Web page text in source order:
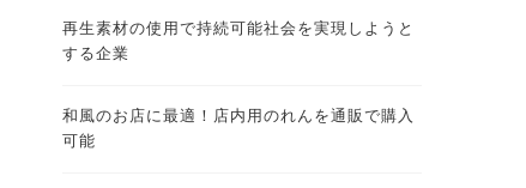
再生素材の使用で持続可能社会を実現しようと
する企業
和風のお店に最適！店内用のれんを通販で購入
可能